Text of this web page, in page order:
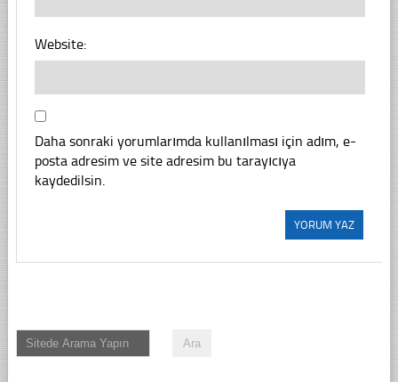
Website:
Daha sonraki yorumlarımda kullanılması için adım, e-
posta adresim ve site adresim bu tarayıcıya
kaydedilsin.